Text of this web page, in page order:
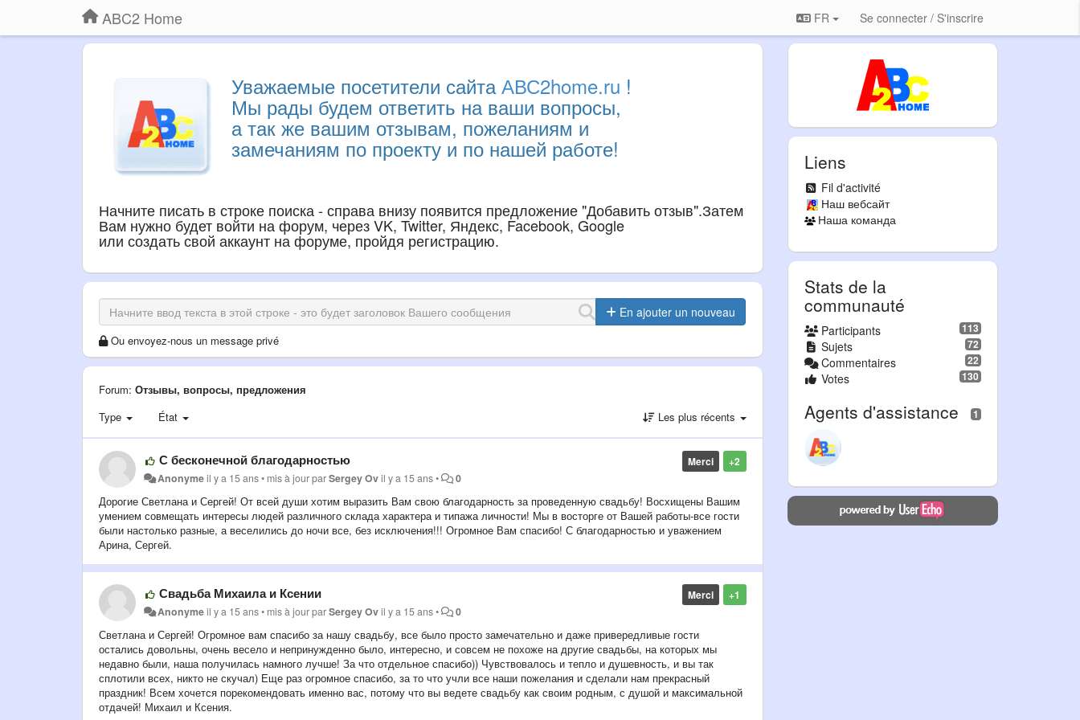
ABC2 Home FR Se connecter / S'inscrire
Уважаемые посетители сайтаАВС2home.ru !
Мы рады будем ответить на ваши вопросы,
а так же вашим отзывам, пожеланиям и
замечаниям по проекту и по нашей работе!
Начните писать в строке поиска - справа внизу появится предложение "Добавить отзыв".Затем
Вам нужно будет войти на форум, через VK, Twitter, Яндекс, Facebook, Google
или создать свой аккаунт на форуме, пройдя регистрацию.
En ajouter un nouveau
Ou envoyez-nous un message privé
Forum: Отзывы, вопросы, предложения
Type
État Les plus récents
+2
Merci
С бесконечной благодарностью
Anonymeil y a 15 ans• mis à jour parSergey Ovil y a 15 ans• 0
Дорогие Светлана и Сергей! От всей души хотим выразить Вам свою благодарность за проведенную свадьбу! Восхищены Вашим
умением совмещать интересы людей различного склада характера и типажа личности! Мы в восторге от Вашей работы-все гости
были настолько разные, а веселились до ночи все, без исключения!!! Огромное Вам спасибо! С благодарностью и уважением
Арина, Сергей.
+1
Merci
Свадьба Михаила и Ксении
Anonymeil y a 15 ans• mis à jour parSergey Ovil y a 15 ans• 0
Светлана и Сергей! Огромное вам спасибо за нашу свадьбу, все было просто замечательно и даже привередливые гости
остались довольны, очень весело и непринужденно было, интересно, и совсем не похоже на другие свадьбы, на которых мы
недавно были, наша получилась намного лучше! За что отдельное спасибо)) Чувствовалось и тепло и душевность, и вы так
сплотили всех, никто не скучал) Еще раз огромное спасибо, за то что учли все наши пожелания и сделали нам прекрасный
праздник! Всем хочется порекомендовать именно вас, потому что вы ведете свадьбу как своим родным, с душой и максимальной
отдачей! Михаил и Ксения.
Liens
Fil d'activité
Наш вебсайт
Наша команда
Stats de la
communauté
113
Participants
72
Sujets
22
Commentaires
130
Votes
1
Agents d'assistance